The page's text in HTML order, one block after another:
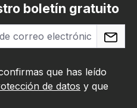
boletín gratuito
que has leído
de datos y que